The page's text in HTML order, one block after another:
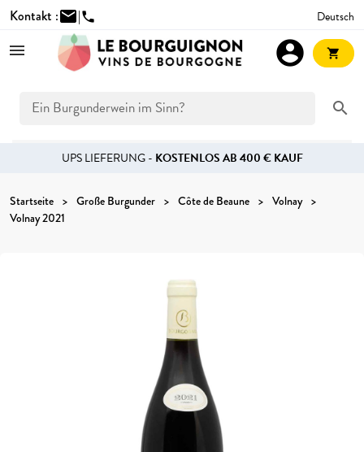
Kontakt :mail|phone Deutsch
search
account_circle shopping_cart
UPS LIEFERUNG - KOSTENLOS AB 400 € KAUF
Startseite Große Burgunder Côte de Beaune
Volnay
Volnay 2021